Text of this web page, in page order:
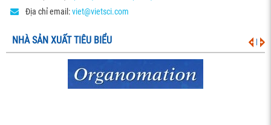
Địa chỉ email:viet@vietsci.com
NHÀ SẢN XUẤT TIÊU BIỂU